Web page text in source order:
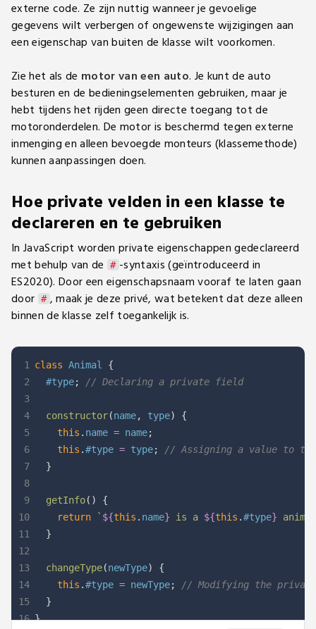
externe code. Ze zijn nuttig wanneer je gevoelige
gegevens wilt verbergen of ongewenste wijzigingen aan
een eigenschap van buiten de klasse wilt voorkomen.
Zie het als de motor van een auto. Je kunt de auto
besturen en de bedieningselementen gebruiken, maar je
hebt tijdens het rijden geen directe toegang tot de
motoronderdelen. De motor is beschermd tegen externe
inmenging en alleen bevoegde monteurs (klassemethode)
kunnen aanpassingen doen.
Hoe private velden in een klasse te
declareren en te gebruiken
In JavaScript worden private eigenschappen gedeclareerd
met behulp van de
# -syntaxis (geïntroduceerd in
ES2020). Door een eigenschapsnaam vooraf te laten gaan
door # , maak je deze privé, wat betekent dat deze alleen
binnen de klasse zelf toegankelijk is.
1
2
3
4
5
6
7
8
9
10
11
12
13
14
15
16
class Animal
{
  #type
; // Declaring a private field
constructor(name, type)
{
this . name = name;
this .#type = type;
// Assigning a value to
}
getInfo( )
{
return
` ${this . name} is a ${this .#type}
}
changeType(newType)
{
this .#type = newType;
// Modifying the
}
}